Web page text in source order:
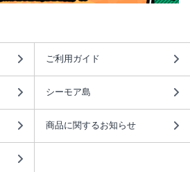
ご利用ガイド
シーモア島
商品に関するお知らせ